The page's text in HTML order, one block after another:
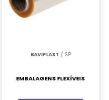
BAVIPLAST / SP
EMBALAGENS FLEXÍVEIS